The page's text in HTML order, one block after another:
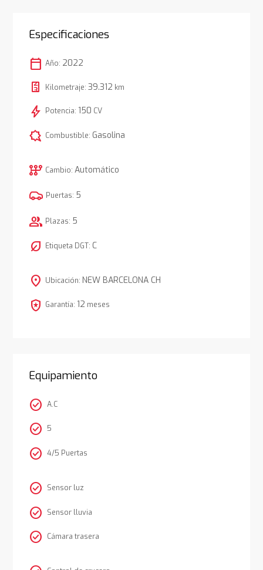
Especificaciones
calendar_today Año: 2022
Kilometraje: 39.312 km
bolt Potencia: 150 CV
comic_bubble Combustible: Gasolina
auto_transmission Cambio: Automático
Puertas: 5
group Plazas: 5
nest_eco_leaf Etiqueta DGT: C
location_on Ubicación: NEW BARCELONA CH
local_police Garantía: 12 meses
Equipamiento
check_circle A.C
check_circle 5
check_circle 4/5 Puertas
check_circle Sensor luz
check_circle Sensor lluvia
check_circle Cámara trasera